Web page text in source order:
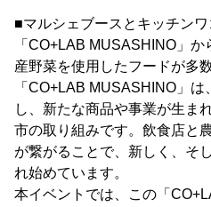
■マルシェブースとキッチン
「CO+LAB MUSASHINO」
産野菜を使用したフードが多
「CO+LAB MUSASHINO」
し、新たな商品や事業が生ま
市の取り組みです。飲食店と
が繋がることで、新しく、そ
れ始めています。
本イベントでは、この「